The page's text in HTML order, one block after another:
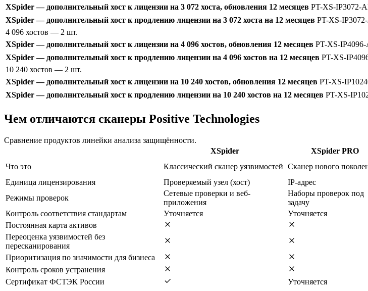
XSpider — дополнительный хост к лицензии на 3 072 хоста, обновления 12 месяцев PT-XS-IP3072-
XSpider — дополнительный хост к продлению лицензии на 3 072 хоста на 12 месяцев PT-XS-
4 096 хостов — 2 шт.
XSpider — дополнительный хост к лицензии на 4 096 хостов, обновления 12 месяцев PT-XS-
XSpider — дополнительный хост к продлению лицензии на 4 096 хостов на 12 месяцев PT-XS-
10 240 хостов — 2 шт.
XSpider — дополнительный хост к лицензии на 10 240 хостов, обновления 12 месяцев PT-XS-
XSpider — дополнительный хост к продлению лицензии на 10 240 хостов на 12 месяцев PT-XS-
Чем отличаются сканеры Positive Technologies
Сравнение продуктов линейки анализа защищённости.
XSpider
XSpider PRO
Что это
Классический сканер уязвимостей Сканер нового
Единица лицензирования
Проверяемый узел (хост) IP-адрес
Режимы проверок
Сетевые проверки и веб-
приложения
Наборы проверок под
задачу
Контроль соответствия стандартам
Уточняется Уточняется
Постоянная карта активов
Переоценка уязвимостей без
пересканирования
Приоритизация по значимости для бизнеса
Контроль сроков устранения
Сертификат ФСТЭК России
Уточняется